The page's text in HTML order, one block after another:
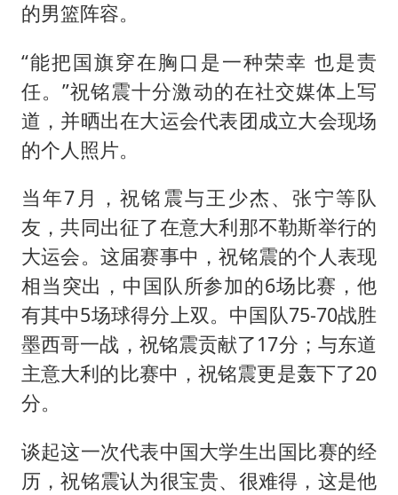
的男篮阵容。
“能把国旗穿在胸口是一种荣幸 也是责
任。”祝铭震十分激动的在社交媒体上写
道，并晒出在大运会代表团成立大会现场
的个人照片。
当年7月，祝铭震与王少杰、张宁等队
友，共同出征了在意大利那不勒斯举行的
大运会。这届赛事中，祝铭震的个人表现
相当突出，中国队所参加的6场比赛，他
有其中5场球得分上双。中国队75-70战胜
墨西哥一战，祝铭震贡献了17分；与东道
主意大利的比赛中，祝铭震更是轰下了20
分。
谈起这一次代表中国大学生出国比赛的经
历，祝铭震认为很宝贵、很难得，这是他